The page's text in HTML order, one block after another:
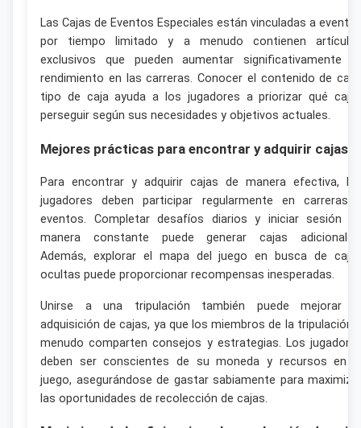
Las Cajas de Eventos Especiales están vinculadas a
por tiempo limitado y a menudo contienen
exclusivos que pueden aumentar significativamente
rendimiento en las carreras. Conocer el contenido de
tipo de caja ayuda a los jugadores a priorizar qué
perseguir según sus necesidades y objetivos actuales.
Mejores prácticas para encontrar y adquirir cajas
Para encontrar y adquirir cajas de manera efectiva,
jugadores deben participar regularmente en carreras
eventos. Completar desafíos diarios y iniciar sesión
manera constante puede generar cajas
Además, explorar el mapa del juego en busca de
ocultas puede proporcionar recompensas inesperadas.
Unirse a una tripulación también puede mejorar
adquisición de cajas, ya que los miembros de la tripulación
menudo comparten consejos y estrategias. Los
deben ser conscientes de su moneda y recursos en
juego, asegurándose de gastar sabiamente para
las oportunidades de recolección de cajas.